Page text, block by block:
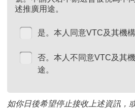
述推廣用途。
是。本人同意VTC及其機
否。本人不同意VTC及其
途。
如你日後希望停止接收上述資訊，